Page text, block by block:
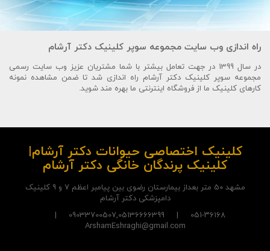
راه اندازی وب سایت مجموعه سوپر کلینیک دکتر آرشام
در سال 1399 در جهت تعامل بیشتر با شما مشتریان عزیز وب سایت رسمی
مجموعه سوپر کلینیک دکتر آرشام راه اندازی شد تا ضمن مشاهده نمونه
کارهای کلینیک ما از فروشگاه اینترنتی ما بهره مند شوید.
کلینیک اختصاصی حیوانات دکتر آرشام|
کلینیک پرندگان خانگی دکتر آرشام
مشهد 50 متر بعداز بیمارستان رضوی بین پیامبر اعظم 7 و 9 کلینیک
دامپزشکی دکتر آرشام
051-۳۶۱۶۸ | 09033700507,05136666399 |
ArshamEshraghi@gmail.com